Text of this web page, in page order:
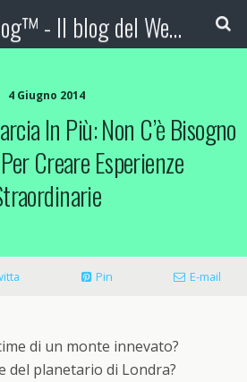
Booking Blog™ - Il blog del Web Marketing Turistico
4 Giugno 2014
In Più: Non C’è Bisogno
Creare Esperienze
Pin E-mail
di un monte innevato?
del planetario di Londra?